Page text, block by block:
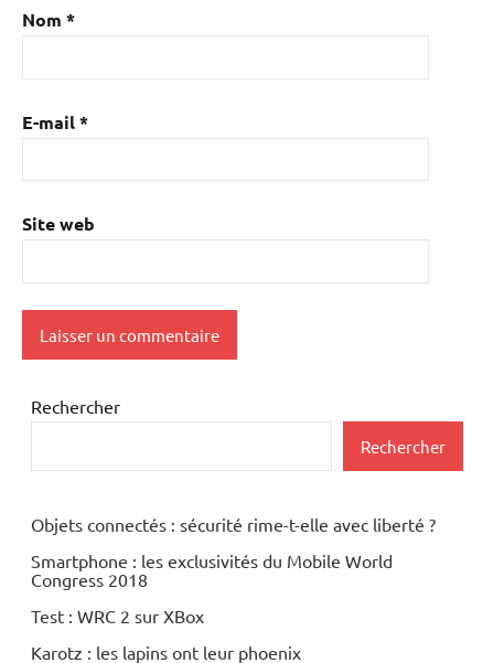
Nom *
E-mail*
Site web
Rechercher
Rechercher
Objets connectés : sécurité rime-t-elle avec liberté ?
Smartphone : les exclusivités du Mobile World
Congress 2018
Test : WRC 2 sur XBox
Karotz : les lapins ont leur phoenix